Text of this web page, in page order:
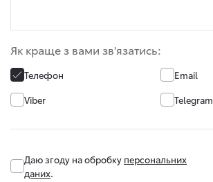
Як краще з вами зв'язатись:
Телефон
Email
Viber
Telegram
Даю згоду на обробку персональних
даних.